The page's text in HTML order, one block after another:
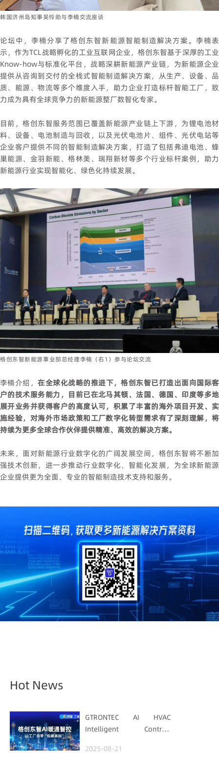
韩国济州岛知事吴怜勋与李楠交流座谈
论坛中，李楠分享了格创东智新能源智能制造解决方案。李楠表
示，作为TCL战略孵化的工业互联网企业，格创东智基于深厚的工业
Know-how与标准化平台，战略深耕新能源产业链，为新能源企业
提供从咨询到交付的全栈式智能制造解决方案，从生产、设备、品
质、能源、物流等多个维度入手，助力企业打造标杆智能工厂，致
力成为具有全球竞争力的新能源整厂数智化专家。
目前，格创东智服务范围已覆盖新能源产业链上下游，为锂电池材
料、设备、电池制造与回收，以及光伏电池片、组件、光伏电站等
企业客户提供不同的智能制造解决方案，打造了包括弗迪电池、蜂
巢能源、金羽新能、格林美、瑞翔新材等多个行业标杆案例，助力
新能源行业实现智能化、绿色化持续发展。
格创东智新能源事业部总经理李楠（右1）参与论坛交流
李楠介绍，在全球化战略的推进下，格创东智已打造出面向国际客
户的技术服务能力，目前已在北马其顿、法国、德国、印度等多地
展开业务并获得客户的高度认可，积累了丰富的海外项目开发、实
施经验，对海外市场政策和工厂数字化转型需求有了深刻理解，将
持续为更多全球合作伙伴提供精准、高效的解决方案。
未来，面对新能源行业数字化的广阔发展空间，格创东智将不断加
强技术创新，进一步推动行业数字化、智能化发展，为全球新能源
企业提供更为全面、专业的智能制造技术支持和服务。
Hot News
GTRONTEC AI HVAC
Intelligent Control:
with "Low-Carbon DNA"
2025-08-21